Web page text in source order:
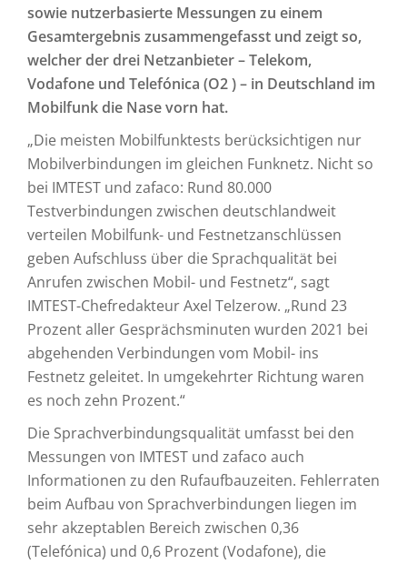
sowie nutzerbasierte Messungen zu einem
Gesamtergebnis zusammengefasst und zeigt so,
welcher der drei Netzanbieter – Telekom,
Vodafone und Telefónica (O2 ) – in Deutschland im
Mobilfunk die Nase vorn hat.
„Die meisten Mobilfunktests berücksichtigen nur
Mobilverbindungen im gleichen Funknetz. Nicht so
bei IMTEST und zafaco: Rund 80.000
Testverbindungen zwischen deutschlandweit
verteilen Mobilfunk- und Festnetzanschlüssen
geben Aufschluss über die Sprachqualität bei
Anrufen zwischen Mobil- und Festnetz“, sagt
IMTEST-Chefredakteur Axel Telzerow. „Rund 23
Prozent aller Gesprächsminuten wurden 2021 bei
abgehenden Verbindungen vom Mobil- ins
Festnetz geleitet. In umgekehrter Richtung waren
es noch zehn Prozent.“
Die Sprachverbindungsqualität umfasst bei den
Messungen von IMTEST und zafaco auch
Informationen zu den Rufaufbauzeiten. Fehlerraten
beim Aufbau von Sprachverbindungen liegen im
sehr akzeptablen Bereich zwischen 0,36
(Telefónica) und 0,6 Prozent (Vodafone), die